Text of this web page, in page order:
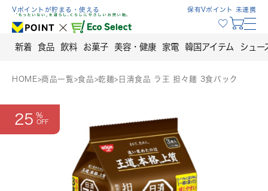
Skip
content
Vポイントが貯まる・使える 保有Vポイント 未連携
新着 食品 飲料 お菓子 美容・健康 家電 韓国アイテム シュー
HOME>商品一覧>食品>乾麺> 日清食品 ラ王 担々麺 3食パック
25